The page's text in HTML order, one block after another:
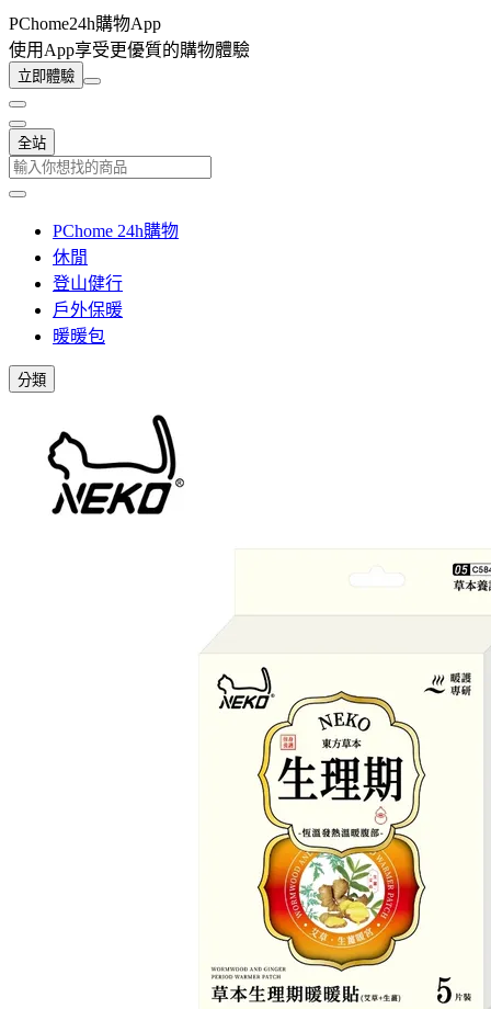
PChome24h購物App
使用App享受更優質的購物體驗
立即體驗
全站
PChome 24h購物
休閒
登山健行
戶外保暖
暖暖包
分類